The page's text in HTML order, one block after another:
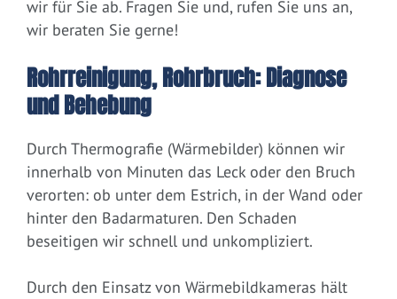
wir für Sie ab. Fragen Sie und, rufen Sie uns an,
wir beraten Sie gerne!
Rohrreinigung, Rohrbruch: Diagnose
und Behebung
Durch Thermografie (Wärmebilder) können wir
innerhalb von Minuten das Leck oder den Bruch
verorten: ob unter dem Estrich, in der Wand oder
hinter den Badarmaturen. Den Schaden
beseitigen wir schnell und unkompliziert.
Durch den Einsatz von Wärmebildkameras hält